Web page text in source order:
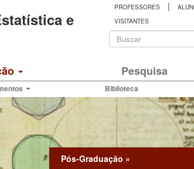
e
PROFESSORES |
VISITANTES
Formulário
busca
Pesquisa
Biblioteca
Pós-Graduação »